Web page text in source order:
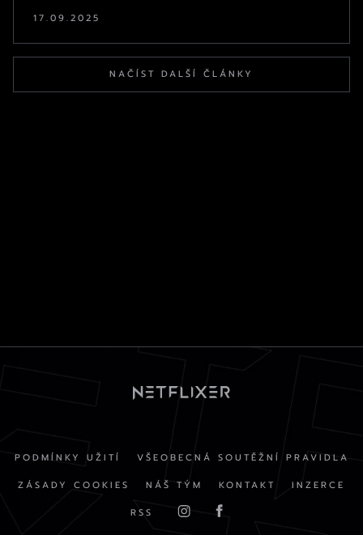
17.09.2025
NAČÍST DALŠÍ ČLÁNKY
PODMÍNKY UŽITÍ
VŠEOBECNÁ SOUTĚŽNÍ PRAVIDLA
ZÁSADY COOKIES
NÁŠ TÝM KONTAKT
INZERCE
RSS